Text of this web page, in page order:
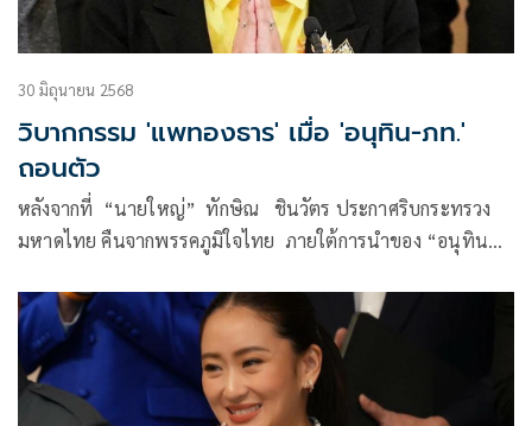
30 มิถุนายน 2568
วิบากกรรม 'แพทองธาร' เมื่อ 'อนุทิน-ภท.'
ถอนตัว
หลังจากที่ “นายใหญ่” ทักษิณ ชินวัตร ประกาศริบกระทรวง
มหาดไทย คืนจากพรรคภูมิใจไทย ภายใต้การนำของ “อนุทิน